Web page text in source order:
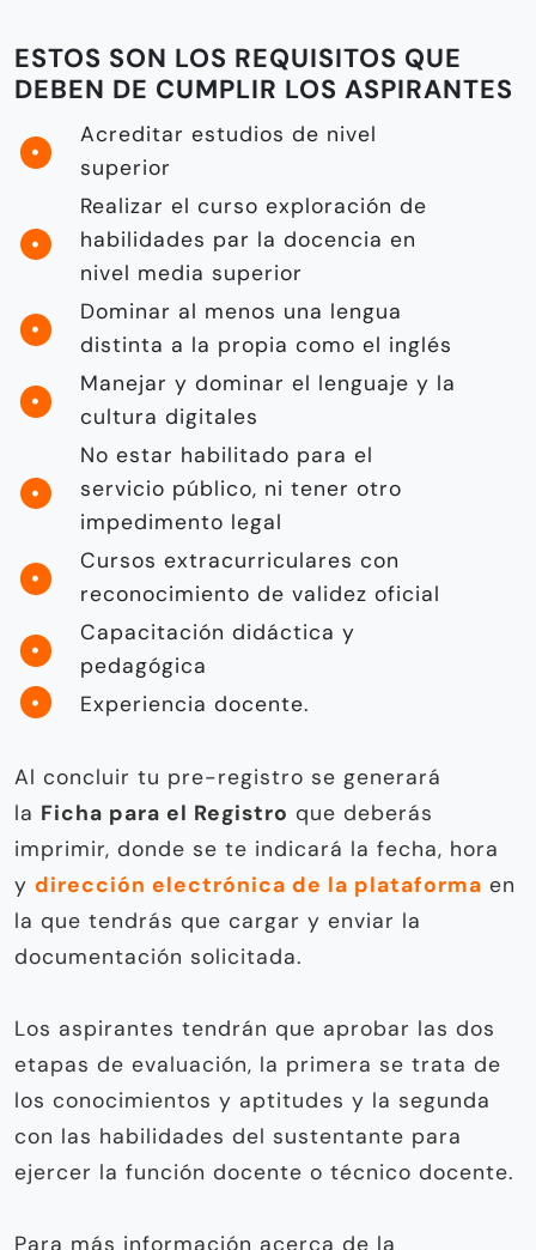
ESTOS SON LOS REQUISITOS QUE
DEBEN DE CUMPLIR LOS ASPIRANTES
Acreditar estudios de nivel
superior
Realizar el curso exploración de
habilidades par la docencia en
nivel media superior
Dominar al menos una lengua
distinta a la propia como el inglés
Manejar y dominar el lenguaje y la
cultura digitales
No estar habilitado para el
servicio público, ni tener otro
impedimento legal
Cursos extracurriculares con
reconocimiento de validez oficial
Capacitación didáctica y
pedagógica
Experiencia docente.
Al concluir tu pre-registro se generará
la Ficha para el Registro que deberás
imprimir, donde se te indicará la fecha, hora
y dirección electrónica de la plataforma en
la que tendrás que cargar y enviar la
documentación solicitada.
Los aspirantes tendrán que aprobar las dos
etapas de evaluación, la primera se trata de
los conocimientos y aptitudes y la segunda
con las habilidades del sustentante para
ejercer la función docente o técnico docente.
Para más información acerca de la